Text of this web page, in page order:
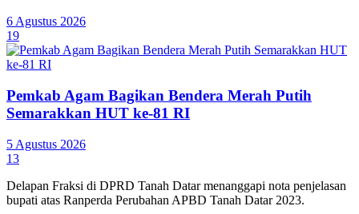
6 Agustus 2026
19
Pemkab Agam Bagikan Bendera Merah Putih
Semarakkan HUT ke-81 RI
5 Agustus 2026
13
Delapan Fraksi di DPRD Tanah Datar menanggapi nota penjelasan
bupati atas Ranperda Perubahan APBD Tanah Datar 2023.